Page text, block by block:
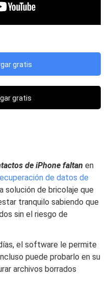
gratis
gratis
de iPhone faltan en
de datos de
solución de bricolaje que
tranquilo sabiendo que
sin el riesgo de
el software le permite
puede probarlo en su
archivos borrados